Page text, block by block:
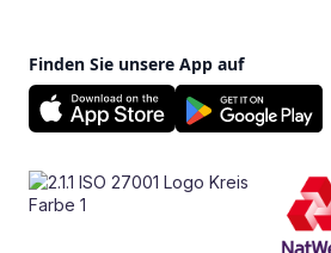
Finden Sie unsere App auf